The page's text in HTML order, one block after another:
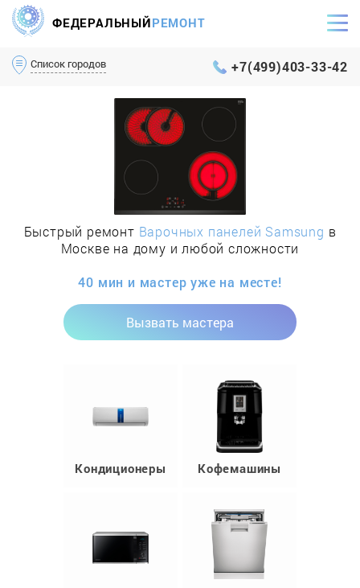
ФЕДЕРАЛЬНЫЙРЕМОНТ
Список городов +7(499)403-33-42
Быстрый ремонт Варочных панелей Samsung в
Москве на дому и любой сложности
40 мин и мастер уже на месте!
Вызвать мастера
Кондиционеры Кофемашины